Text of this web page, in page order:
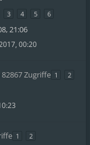
3 4 5 6
21:06
00:20
Zugriffe 1 2
1 2